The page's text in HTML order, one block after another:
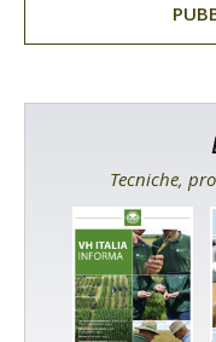
Tecniche,